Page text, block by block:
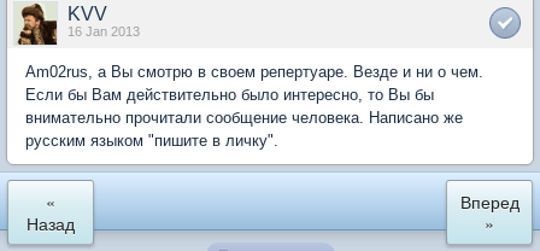
KVV
16 Jan 2013
Am02rus, а Вы смотрю в своем репертуаре. Везде и ни о чем.
Если бы Вам действительно было интересно, то Вы бы
внимательно прочитали сообщение человека. Написано же
русским языком "пишите в личку".
«
Назад
Вперед
»